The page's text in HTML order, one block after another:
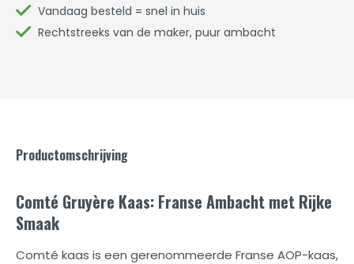
Vandaag besteld = snel in huis
Rechtstreeks van de maker, puur ambacht
Productomschrijving
Comté Gruyère Kaas: Franse Ambacht met Rijke
Smaak
Comté kaas is een gerenommeerde Franse AOP-kaas,